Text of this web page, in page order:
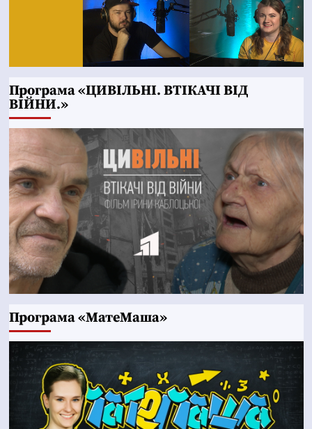
Програма «ЦИВІЛЬНІ. ВТІКАЧІ ВІД
ВІЙНИ.»
Програма «МатеМаша»